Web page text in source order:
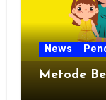
News
Metode